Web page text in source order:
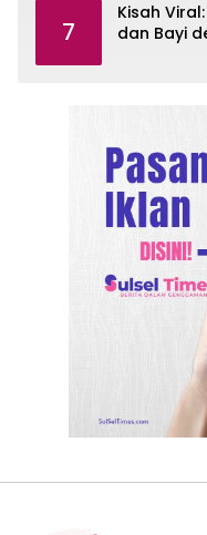
7
Kisah
dan Bayi